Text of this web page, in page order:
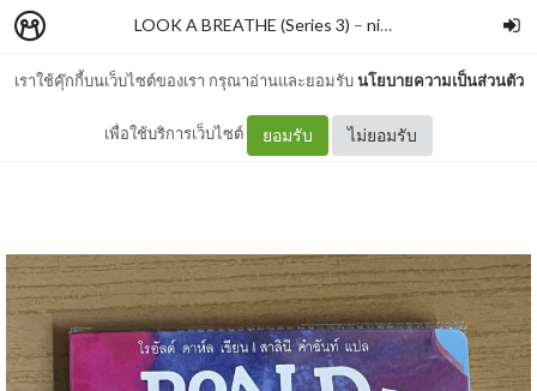
เราใช้คุ๊กกี้บนเว็บไซต์ของเรา กรุณาอ่านและยอมรับนโยบายความเป็นส่วนตัว
เพื่อใช้บริการเว็บไซต์ ยอมรับ ไม่ยอมรับ
LOOK A BREATHE (Series 3) – nimon
ยาวิเศษ